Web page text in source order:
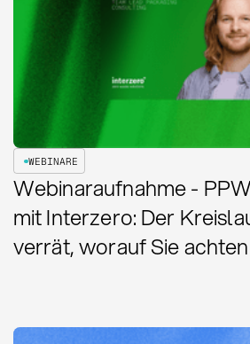
WEBINARE
Webinaraufnahme -
mit Interzero: Der
verrät, worauf Sie